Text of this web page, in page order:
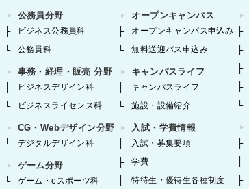
公務員分野
ビジネス公務員科
公務員科
事務・経理・販売 分野
ビジネスデザイン科
ビジネスライセンス科
CG・Webデザイン分野
デジタルデザイン科
ゲーム分野
ゲーム・eスポーツ科
オープンキャンパス
オープンキャンパス申込み
無料送迎バス申込み
キャンパスライフ
キャンパスライフ
施設・設備紹介
入試・学費情報
入試・募集要項
学費
特待生・優待生各種制度